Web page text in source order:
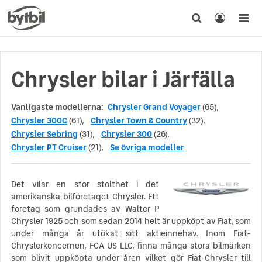
Chrysler bilar i Järfälla
Vanligaste modellerna: Chrysler Grand Voyager(65),
Chrysler 300C(61), Chrysler Town & Country(32),
Chrysler Sebring (31), Chrysler 300(26),
Chrysler PT Cruiser(21), Se övriga modeller
Det vilar en stor stolthet i det
amerikanska bilföretaget Chrysler. Ett
företag som grundades av Walter P
Chrysler 1925 och som sedan 2014 helt är uppköpt av Fiat, som
under många år utökat sitt aktieinnehav. Inom Fiat-
Chryslerkoncernen, FCA US LLC, finna många stora bilmärken
som blivit uppköpta under åren vilket gör Fiat-Chrysler till